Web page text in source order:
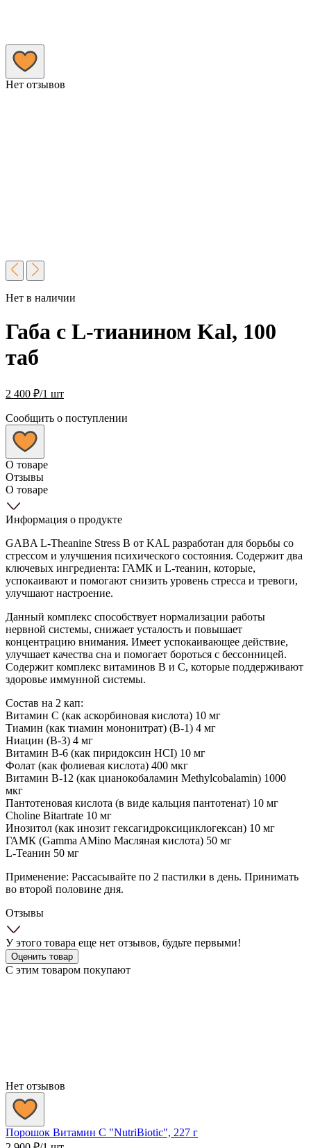
Нет отзывов
Нет в наличии
Габа с L-тианином Kal, 100
таб
2 400 ₽/1 шт
Сообщить о поступлении
О товаре
Отзывы
О товаре
Информация о продукте
GABA L-Theanine Stress B от KAL разработан для борьбы со
стрессом и улучшения психического состояния. Содержит два
ключевых ингредиента: ГАМК и L-теанин, которые,
успокаивают и помогают снизить уровень стресса и тревоги,
улучшают настроение.
Данный комплекс способствует нормализации работы
нервной системы, снижает усталость и повышает
концентрацию внимания. Имеет успокаивающее действие,
улучшает качества сна и помогает бороться с бессонницей.
Содержит комплекс витаминов B и С, которые поддерживают
здоровье иммунной системы.
Состав на 2 кап:
Витамин С (как аскорбиновая кислота) 10 мг
Тиамин (как тиамин мононитрат) (В-1) 4 мг
Ниацин (B-3) 4 мг
Витамин B-6 (как пиридоксин HCI) 10 мг
Фолат (как фолиевая кислота) 400 мкг
Витамин В-12 (как цианокобаламин Methylcobalamin) 1000
мкг
Пантотеновая кислота (в виде кальция пантотенат) 10 мг
Choline Bitartrate 10 мг
Инозитол (как инозит гексагидроксициклогексан) 10 мг
ГАМК (Gamma AMino Масляная кислота) 50 мг
L-Теанин 50 мг
Применение: Рассасывайте по 2 пастилки в день. Принимать
во второй половине дня.
Отзывы
У этого товара еще нет отзывов, будьте первыми!
Оценить товар
С этим товаром покупают
Нет отзывов
Порошок Витамин С "NutriBiotic", 227 г